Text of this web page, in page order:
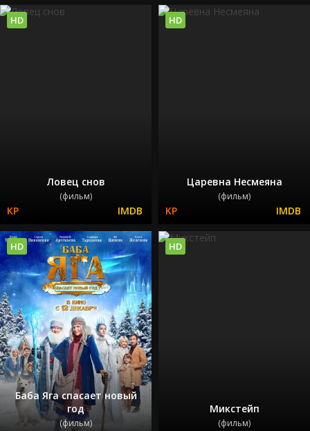
Ловец снов
(фильм)
HD
Царевна Несмеяна
(фильм)
HD
Баба Яга спасает новый
год
(фильм)
HD
Микстейп
(фильм)
HD